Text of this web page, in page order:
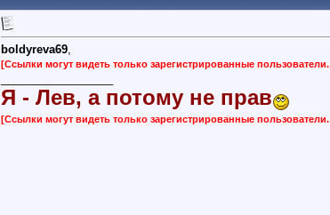
boldyreva69,
[Ссылки могут видеть только зарегистрированные пользователи.
Я - Лев, а потому не прав
[Ссылки могут видеть только зарегистрированные пользователи.